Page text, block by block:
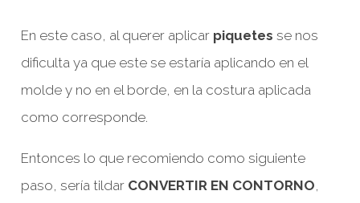
En este caso, al querer aplicar piquetes se nos
dificulta ya que este se estaría aplicando en el
molde y no en el borde, en la costura aplicada
como corresponde.
Entonces lo que recomiendo como siguiente
paso, sería tildar CONVERTIR EN CONTORNO,